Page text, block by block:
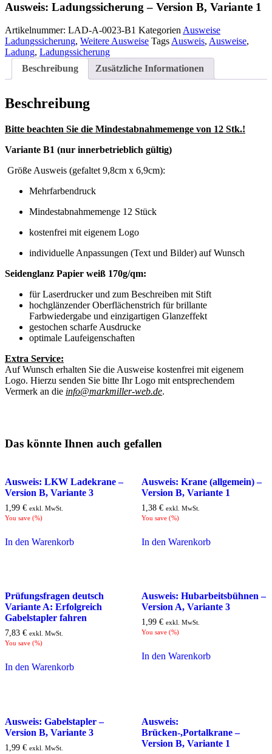
Version
Variante
1
Menge
Ausweis: Ladungssicherung – Version B, Variante 1
Artikelnummer: LAD-A-0023-B1 Kategorien Ausweise
Ladungssicherung, Weitere Ausweise Tags Ausweis, Ausweise,
Ladung, Ladungssicherung
Beschreibung
Zusätzliche Informationen
Beschreibung
Bitte beachten Sie die Mindestabnahmemenge von 12 Stk.!
Variante B1 (nur innerbetrieblich gültig)
Größe Ausweis (gefaltet 9,8cm x 6,9cm):
Mehrfarbendruck
Mindestabnahmemenge 12 Stück
kostenfrei mit eigenem Logo
individuelle Anpassungen (Text und Bilder) auf Wunsch
Seidenglanz Papier weiß 170g/qm:
für Laserdrucker und zum Beschreiben mit Stift
hochglänzender Oberflächenstrich für brillante
Farbwiedergabe und einzigartigen Glanzeffekt
gestochen scharfe Ausdrucke
optimale Laufeigenschaften
Extra Service:
Auf Wunsch erhalten Sie die Ausweise kostenfrei mit eigenem
Logo. Hierzu senden Sie bitte Ihr Logo mit entsprechendem
Vermerk an die info@markmiller-web.de.
Das könnte Ihnen auch gefallen
Ausweis: LKW Ladekrane –
Version B, Variante 3
1,99 € exkl. MwSt.
You save (%)
In den Warenkorb
Ausweis: Krane (allgemein) –
Version B, Variante 1
1,38 € exkl. MwSt.
You save (%)
In den Warenkorb
Prüfungsfragen deutsch
Variante A: Erfolgreich
Gabelstapler fahren
7,83 € exkl. MwSt.
You save (%)
In den Warenkorb
Ausweis: Hubarbeitsbühnen –
Version A, Variante 3
1,99 € exkl. MwSt.
You save (%)
In den Warenkorb
Ausweis: Gabelstapler –
Version B, Variante 3
1,99 € exkl. MwSt.
Ausweis:
Brücken-,Portalkrane –
Version B, Variante 1